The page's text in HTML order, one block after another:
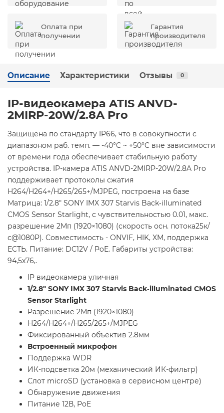
Оплата при
получении
Гарантия
производителя
Описание Характеристики Отзывы 0
IP-видеокамера ATIS ANVD-
2MIRP-20W/2.8A Pro
Защищена по стандарту IP66, что в совокупности с
диапазоном раб. темп. — -40°C ~ +50°C вне зависимости
от времени года обеспечивает стабильную работу
устройства. IP-камера ATIS ANVD-2MIRP-20W/2.8A Pro
поддерживает протоколы сжатия
H264/H264+/H265/265+/MJPEG, построена на базе
Матрица: 1/2.8" SONY IMX 307 Starvis Back‐illuminated
CMOS Sensor Starlight, с чувствительностью 0.01, макс.
разрешение 2Мп (1920×1080) (скорость осн. потока25к/
с@1080P). Совместимость - ONVIF, HIK, XM, поддержка
ЕСТЬ. Питание: DC12V / PoE. Габариты устройства:
94,5х76,.
IP видеокамера уличная
1/2.8" SONY IMX 307 Starvis Back‐illuminated CMOS
Sensor Starlight
Разрешение 2Мп (1920×1080)
H264/H264+/H265/265+/MJPEG
Фиксированный объектив 2.8мм
Встроенный микрофон
Поддержка WDR
ИК-подсветка 20м (механический ИК-фильтр)
Слот microSD (установка в сервисном центре)
Обнаружение движения
Питание 12В, PoE